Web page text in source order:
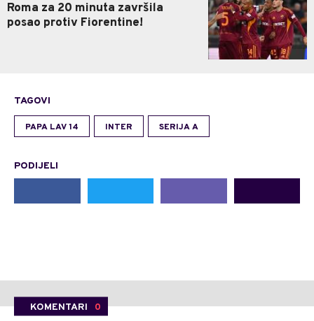
Roma za 20 minuta završila
posao protiv Fiorentine!
TAGOVI
PAPA LAV 14 INTER SERIJA A
PODIJELI
KOMENTARI 0